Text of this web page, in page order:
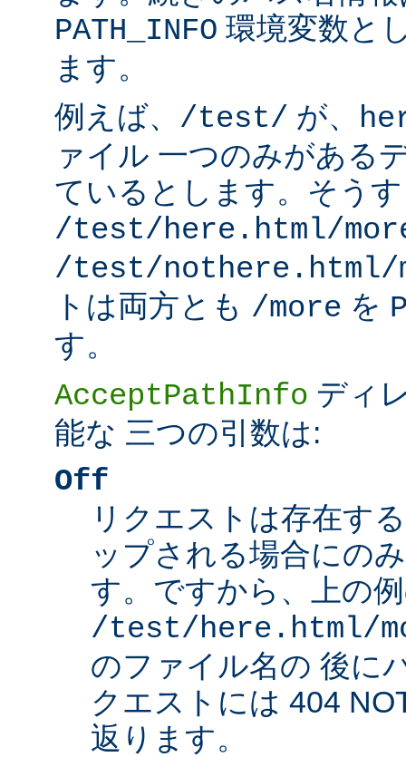
PATH_INFO 環境変数と
ます。
例えば、 /test/ が、
ァイル 一つのみがある
ているとします。そう
/test/here.html/
/test/nothere.html/
トは両方とも /more を
す。
AcceptPathInfo ディ
能な 三つの引数は:
Off
リクエストは存在す
ップされる場合にの
す。ですから、上の
/test/here.html/
のファイル名の 後に
クエストには 404
返ります。